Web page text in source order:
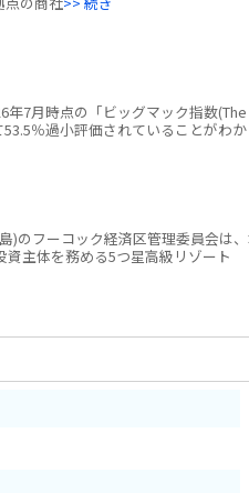
7月時点の「ビッグマック指数(The
％過小評価されていることがわか
)のフーコック経済区管理委員会は
主体を務める5つ星高級リゾート